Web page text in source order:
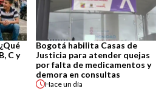
C y
Bogotá habilita Casas de
Justicia para atender quejas
por falta de medicamentos y
demora en consultas
Haceun día